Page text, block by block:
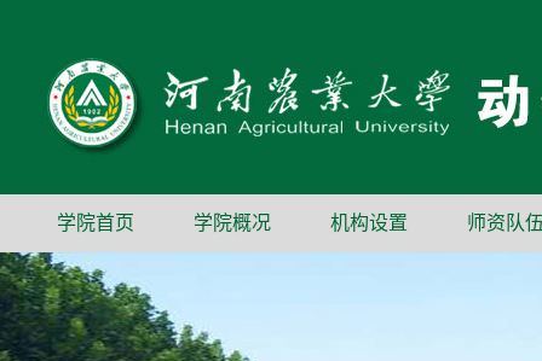
学院首页 学院概况 机构设置 师资队